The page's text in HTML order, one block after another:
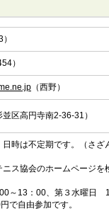
）
（西野）
区高円寺南2-36-31）
時は不定期です。（さざ
ス協会のホームページを
～13：00、第３水曜日
で自由参加です。